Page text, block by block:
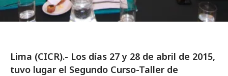
Lima (CICR).- Los días 27 y 28 de abril de 2015,
tuvo lugar el Segundo Curso-Taller de